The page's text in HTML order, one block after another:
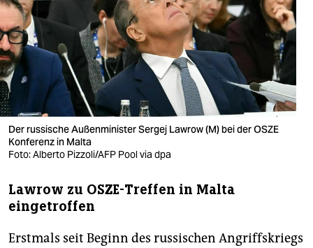
wahrheit
verlag
verlag
veranstaltungen
shop
fragen & hilfe
abo
genossenschaft
Der russische Außenminister Sergej Lawrow (M) bei der OSZE
Konferenz in Malta
Foto: Alberto Pizzoli/AFP Pool via dpa
Lawrow zu OSZE-Treffen in Malta
eingetroffen
Erstmals seit Beginn des russischen Angriffskriegs